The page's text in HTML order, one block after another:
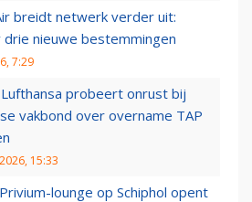
breidt netwerk verder uit:
drie nieuwe bestemmingen
7:29
probeert onrust bij
vakbond over overname TAP
15:33
lounge op Schiphol opent